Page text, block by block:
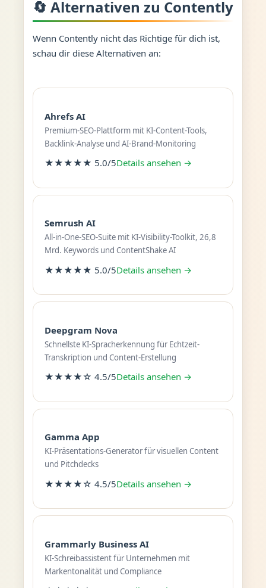
🔄 Alternativen zu Contently
Wenn Contently nicht das Richtige für dich ist,
schau dir diese Alternativen an:
Ahrefs AI
Premium-SEO-Plattform mit KI-Content-Tools,
Backlink-Analyse und AI-Brand-Monitoring
★★★★★ 5.0/5Details ansehen →
Semrush AI
All-in-One-SEO-Suite mit KI-Visibility-Toolkit, 26,8
Mrd. Keywords und ContentShake AI
★★★★★ 5.0/5Details ansehen →
Deepgram Nova
Schnellste KI-Spracherkennung für Echtzeit-
Transkription und Content-Erstellung
★★★★☆ 4.5/5Details ansehen →
Gamma App
KI-Präsentations-Generator für visuellen Content
und Pitchdecks
★★★★☆ 4.5/5Details ansehen →
Grammarly Business AI
KI-Schreibassistent für Unternehmen mit
Markentonalität und Compliance